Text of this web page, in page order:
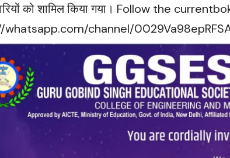
को शामिल किया गया। Follow the
channel/